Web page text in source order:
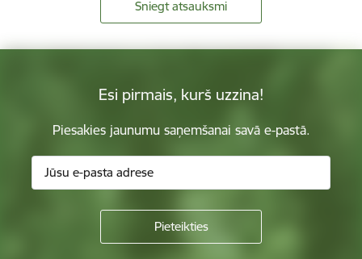
Sniegt atsauksmi
Esi pirmais, kurš uzzina!
Piesakies jaunumu saņemšanai savā e-pastā.